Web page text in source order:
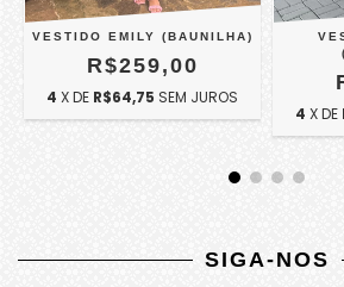
VESTIDO EMILY (BAUNILHA)
R$259,00
4 X DE R$64,75 SEM JUROS
4 X DE
SIGA-NOS